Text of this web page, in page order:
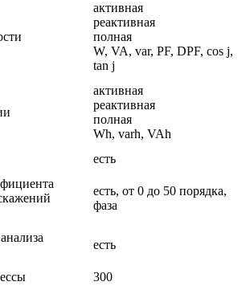
активная
реактивная
полная
W, VA, var, PF, DPF, cos j,
tan j
активная
реактивная
полная
Wh, varh, VAh
есть
есть, от 0 до 50 порядка,
фаза
есть
300